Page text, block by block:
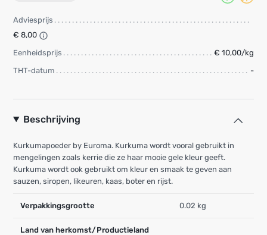
Adviesprijs
€ 8,00
Eenheidsprijs
€ 10,00/kg
THT-datum
-
Beschrijving
Kurkumapoeder by Euroma. Kurkuma wordt vooral gebruikt in
mengelingen zoals kerrie die ze haar mooie gele kleur geeft.
Kurkuma wordt ook gebruikt om kleur en smaak te geven aan
sauzen, siropen, likeuren, kaas, boter en rijst.
Verpakkingsgrootte 0.02 kg
Land van herkomst/Productieland